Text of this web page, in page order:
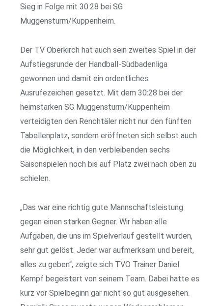
Sieg in Folge mit 30:28 bei SG
Muggensturm/Kuppenheim.
Der TV Oberkirch hat auch sein zweites Spiel in der
Aufstiegsrunde der Handball-Südbadenliga
gewonnen und damit ein ordentliches
Ausrufezeichen gesetzt. Mit dem 30:28 bei der
heimstarken SG Muggensturm/Kuppenheim
verteidigten den Renchtäler nicht nur den fünften
Tabellenplatz, sondern eröffneten sich selbst auch
die Möglichkeit, in den verbleibenden sechs
Saisonspielen noch bis auf Platz zwei nach oben zu
schielen.
„Das war eine richtig gute Mannschaftsleistung
gegen einen starken Gegner. Wir haben alle
Aufgaben, die uns im Spielverlauf gestellt wurden,
sehr gut gelöst. Jeder war aufmerksam und bereit,
alles zu geben“, zeigte sich TVO Trainer Daniel
Kempf begeistert von seinem Team. Dabei hatte es
kurz vor Spielbeginn gar nicht so gut ausgesehen.